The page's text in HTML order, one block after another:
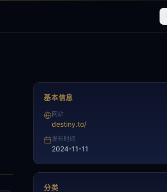
基本信息
网站
destiny.to/
发布时间
2024-11-11
分类